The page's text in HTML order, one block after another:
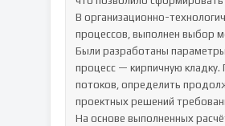
В организационно-
процессов, выполнен выбор
Были разработаны
процесс — кирпичную
потоков, определить
проектных решений
На основе выполненных